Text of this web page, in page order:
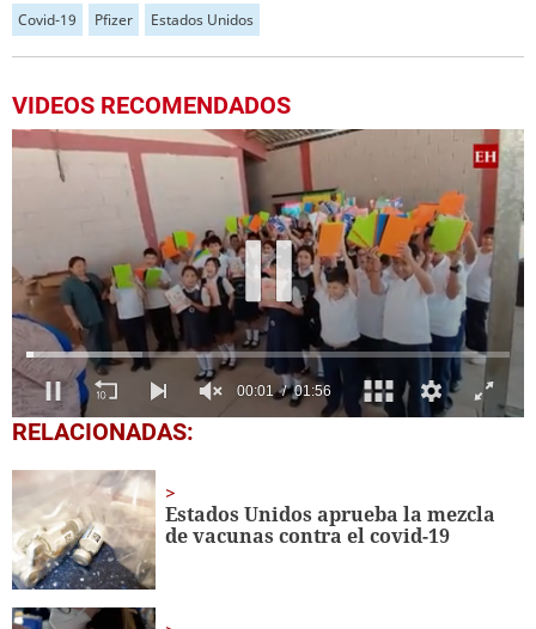
Covid-19 Pfizer Estados Unidos
VIDEOS RECOMENDADOS
0
seconds
minute,
56
seconds
RELACIONADAS:
Estados Unidos aprueba la mezcla
de vacunas contra el covid-19